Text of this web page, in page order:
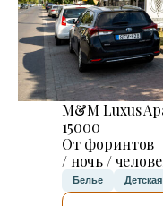
M&M Luxus
15000
От форинтов
/ ночь /
Белье